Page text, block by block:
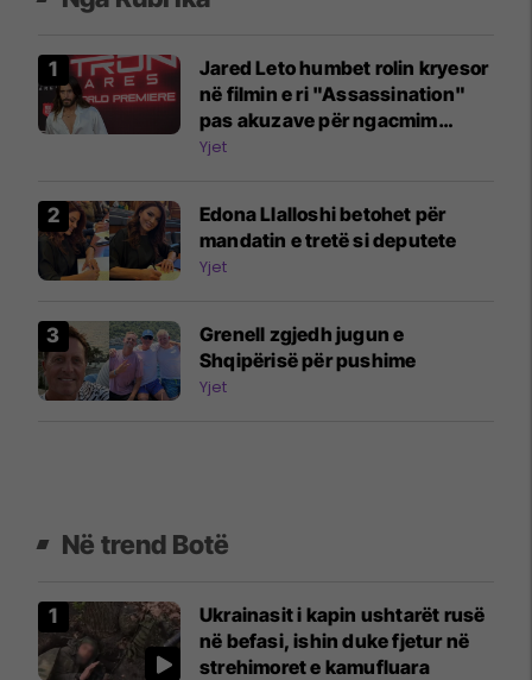
Jared Leto humbet rolin kryesor
në filmin e ri "Assassination"
pas akuzave për ngacmim
seksual
Yjet
Edona Llalloshi betohet për
mandatin e tretë si deputete
Yjet
Grenell zgjedh jugun e
Shqipërisë për pushime
Yjet
Në trend Botë
Ukrainasit i kapin ushtarët rusë
në befasi, ishin duke fjetur në
strehimoret e kamufluara